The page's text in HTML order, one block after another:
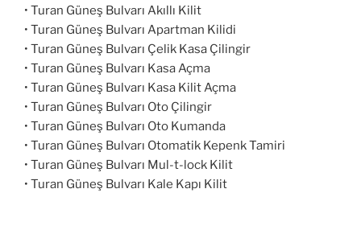
• Turan Güneş Bulvarı Akıllı Kilit
• Turan Güneş Bulvarı Apartman Kilidi
• Turan Güneş Bulvarı Çelik Kasa Çilingir
• Turan Güneş Bulvarı Kasa Açma
• Turan Güneş Bulvarı Kasa Kilit Açma
• Turan Güneş Bulvarı Oto Çilingir
• Turan Güneş Bulvarı Oto Kumanda
• Turan Güneş Bulvarı Otomatik Kepenk Tamiri
• Turan Güneş Bulvarı Mul-t-lock Kilit
• Turan Güneş Bulvarı Kale Kapı Kilit